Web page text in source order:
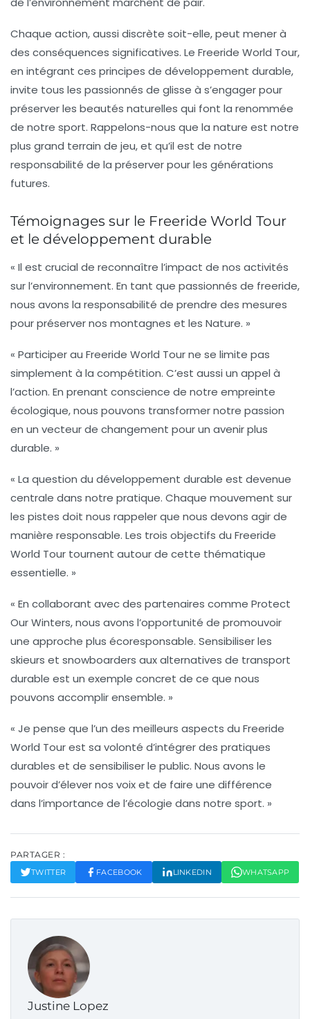
Chaque action, aussi discrète soit-elle, peut mener à
des conséquences significatives. Le Freeride World Tour,
en intégrant ces principes de développement durable,
invite tous les passionnés de glisse à s’engager pour
préserver les beautés naturelles qui font la renommée
de notre sport. Rappelons-nous que la nature est notre
plus grand terrain de jeu, et qu’il est de notre
responsabilité de la préserver pour les générations
futures.
Témoignages sur le Freeride World Tour
et le développement durable
« Il est crucial de reconnaître l’impact de nos activités
sur l’environnement. En tant que passionnés de freeride,
nous avons la responsabilité de prendre des mesures
pour préserver nos montagnes et les Nature. »
« Participer au Freeride World Tour ne se limite pas
simplement à la compétition. C’est aussi un appel à
l’action. En prenant conscience de notre empreinte
écologique, nous pouvons transformer notre passion
en un vecteur de changement pour un avenir plus
durable. »
« La question du développement durable est devenue
centrale dans notre pratique. Chaque mouvement sur
les pistes doit nous rappeler que nous devons agir de
manière responsable. Les trois objectifs du Freeride
World Tour tournent autour de cette thématique
essentielle. »
« En collaborant avec des partenaires comme Protect
Our Winters, nous avons l’opportunité de promouvoir
une approche plus écoresponsable. Sensibiliser les
skieurs et snowboarders aux alternatives de transport
durable est un exemple concret de ce que nous
pouvons accomplir ensemble. »
« Je pense que l’un des meilleurs aspects du Freeride
World Tour est sa volonté d’intégrer des pratiques
durables et de sensibiliser le public. Nous avons le
pouvoir d’élever nos voix et de faire une différence
dans l’importance de l’écologie dans notre sport. »
PARTAGER :
TWITTER FACEBOOK LINKEDIN WHATSAPP
Justine Lopez